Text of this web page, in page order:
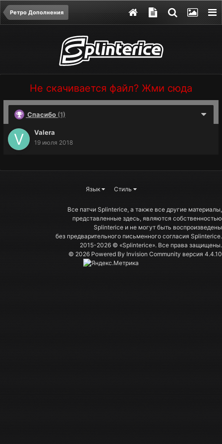
Ретро Дополнения
Не скачивается файл? Жми сюда
Спасибо (1)
Valera
19 июля 2018
Язык Стиль
Все патчи Splinterice, а также все другие материалы,
представленные здесь, являются собственностью
Splinterice и не могут быть воспроизведены
без предварительного письменного согласия Splinterice.
2015-2026 © «Splinterice». Все права защищены.
© 2026 Powered By Invision Community версия 4.4.10